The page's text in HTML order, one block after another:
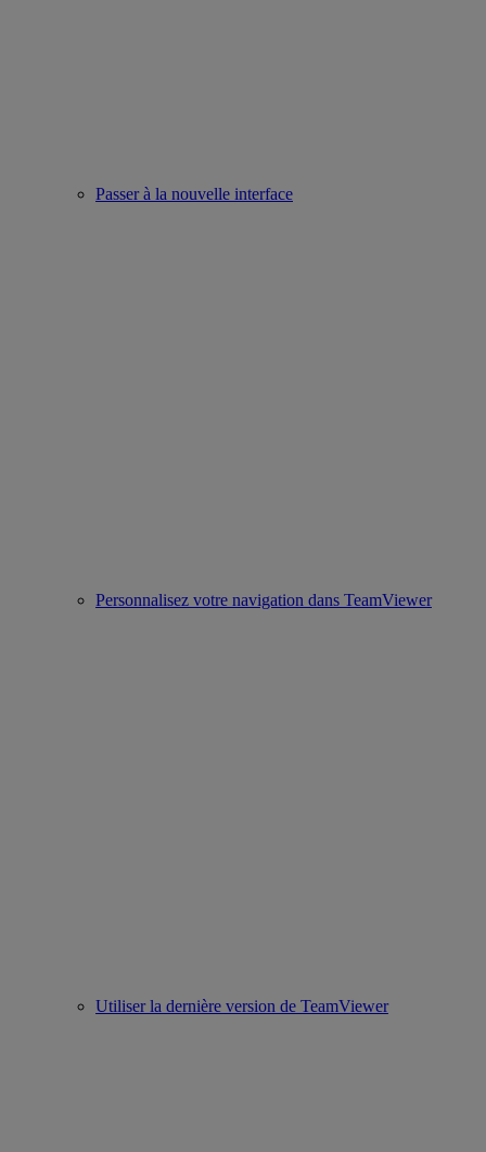
Passer à la nouvelle interface
Personnalisez votre navigation dans TeamViewer
Utiliser la dernière version de TeamViewer